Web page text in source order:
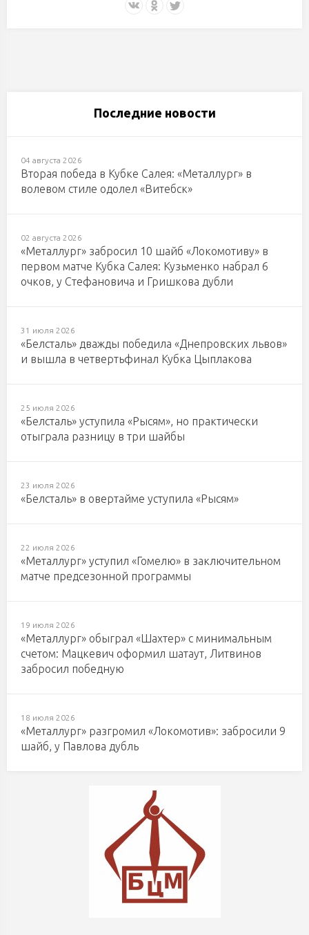
Последние новости
04 августа 2026
Вторая победа в Кубке Салея: «Металлург» в
волевом стиле одолел «Витебск»
02 августа 2026
«Металлург» забросил 10 шайб «Локомотиву» в
первом матче Кубка Салея: Кузьменко набрал 6
очков, у Стефановича и Гришкова дубли
31 июля 2026
«Белсталь» дважды победила «Днепровских львов»
и вышла в четвертьфинал Кубка Цыплакова
25 июля 2026
«Белсталь» уступила «Рысям», но практически
отыграла разницу в три шайбы
23 июля 2026
«Белсталь» в овертайме уступила «Рысям»
22 июля 2026
«Металлург» уступил «Гомелю» в заключительном
матче предсезонной программы
19 июля 2026
«Металлург» обыграл «Шахтер» с минимальным
счетом: Мацкевич оформил шатаут, Литвинов
забросил победную
18 июля 2026
«Металлург» разгромил «Локомотив»: забросили 9
шайб, у Павлова дубль